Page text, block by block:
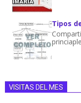
Tipos
VISITAS DEL MES